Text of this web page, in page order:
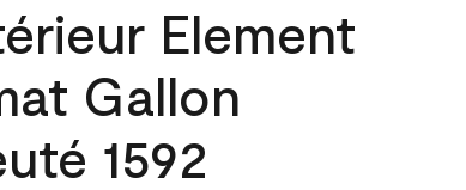
Element
Gallon
1592